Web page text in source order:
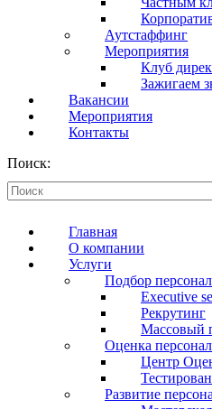
Аутстаффинг
Мероприятия
Клуб
Зажигаем
Вакансии
Мероприятия
Контакты
Поиск:
Главная
О компании
Услуги
Подбор
Executive
Рекрутинг
Массовый
Оценка
Центр
Развитие